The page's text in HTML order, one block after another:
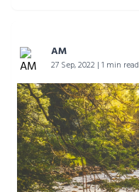
AM
27 Sep, 2022 | 1 min read